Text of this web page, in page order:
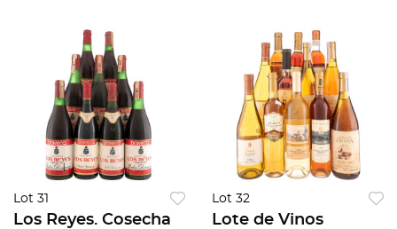
Lot 31
Los Reyes. Cosecha
Lot 32
Lote de Vinos